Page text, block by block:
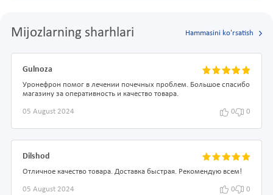
Mijozlarning sharhlari Hammasini ko'rsatish
Gulnoza
Уронефрон помог в лечении почечных проблем. Большое спасибо
магазину за оперативность и качество товара.
05 August 2024 0 0
Dilshod
Отличное качество товара. Доставка быстрая. Рекомендую всем!
05 August 2024 0 0